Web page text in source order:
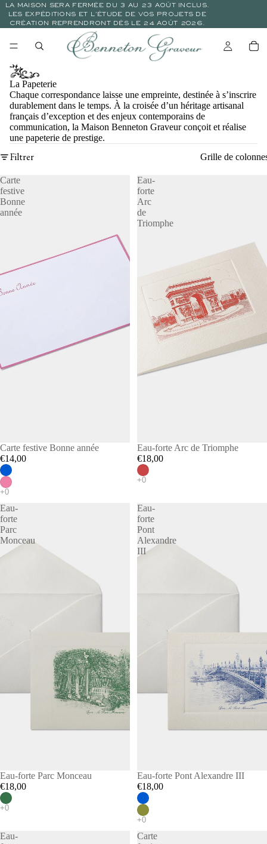
LA MAISON SERA FERMÉE DU 3 AU 23 AOÛT INCLUS.
LES EXPÉDITIONS ET L’ÉTUDE DE VOS PROJETS DE
CRÉATION REPRENDRONT DÈS LE 24 AOÛT 2026.
La Papeterie
Chaque correspondance laisse une empreinte, destinée à s’inscrire
durablement dans le temps. À la croisée d’un héritage artisanal
français d’exception et des enjeux contemporains de
communication, la Maison Benneton Graveur conçoit et réalise
une papeterie de prestige.
Filtrer Grille de
Carte
festive
Bonne
année
Carte festive Bonne année
€14,00
Eau-
forte
Arc
de
Triomphe
Eau-forte Arc de Triomphe
€18,00
Eau-
forte
Parc
Monceau
Eau-forte Parc Monceau
€18,00
Eau-
forte
Pont
Alexandre
III
Eau-forte Pont Alexandre III
€18,00
Eau-
Carte